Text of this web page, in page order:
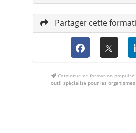
Partager cette
Catalogue de formation propulsé
outil spécialisé pour les